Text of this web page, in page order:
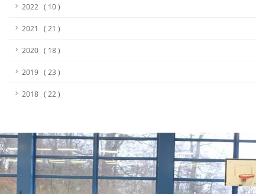
2022 ( 10 )
2021 ( 21 )
2020 ( 18 )
2019 ( 23 )
2018 ( 22 )